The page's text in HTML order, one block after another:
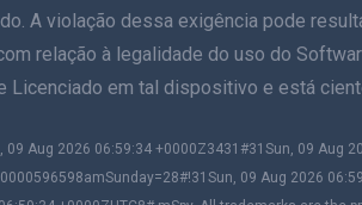
A violação dessa exigência pode
relação à legalidade do uso do
Licenciado em tal dispositivo e está
09 Aug 2026 06:59:34 +0000Z3431#31Sun, 09 Aug
09 Aug 2026